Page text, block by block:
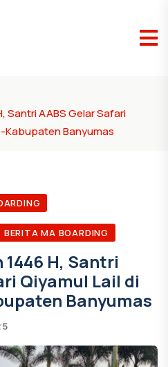
Santri AABS Gelar Safari
Kabupaten Banyumas
BERITA MA BOARDING
H, Santri
Qiyamul Lail di
Banyumas